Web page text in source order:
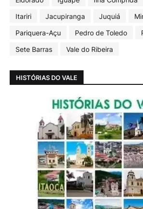
Itariri
Jacupiranga Juquiá
Pariquera-Açu
Pedro de Toledo
Sete Barras
Vale do Ribeira
HISTÓRIAS DO VALE